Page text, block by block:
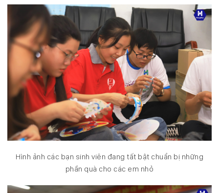
Hình ảnh các bạn sinh viên đang tất bật chuẩn bị những
phần quà cho các em nhỏ